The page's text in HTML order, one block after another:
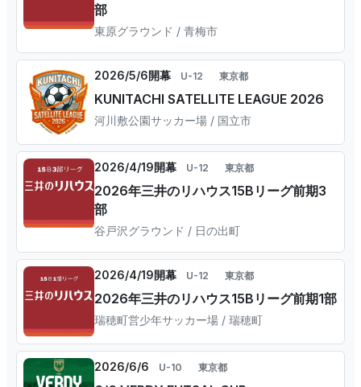
部
東原グラウンド / 青梅市
2026/5/6開幕 U-12 東京都
KUNITACHI SATELLITE LEAGUE 2026
河川敷公園サッカー場 / 国立市
2026/4/19開幕 U-12 東京都
2026年三井のリハウス15Bリーグ前期3
部
谷戸沢グラウンド / 日の出町
2026/4/19開幕 U-12 東京都
2026年三井のリハウス15Bリーグ前期1部
瑞穂町営少年サッカー場 / 瑞穂町
2026/6/6 U-10 東京都